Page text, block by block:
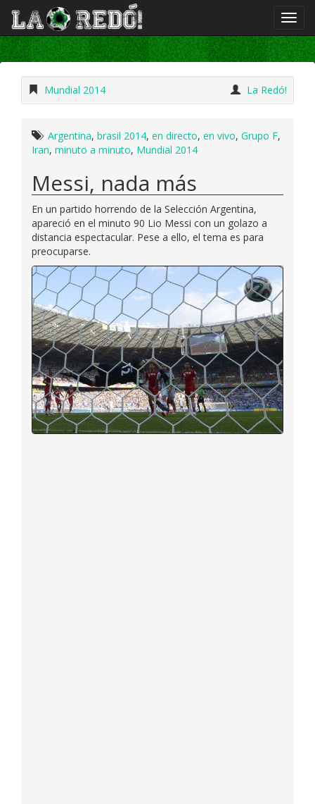
Mundial 2014 La Redó!
Argentina, brasil 2014, en directo, en vivo, Grupo F,
Iran, minuto a minuto, Mundial 2014
Messi, nada más
En un partido horrendo de la Selección Argentina,
apareció en el minuto 90 Lio Messi con un golazo a
distancia espectacular. Pese a ello, el tema es para
preocuparse.